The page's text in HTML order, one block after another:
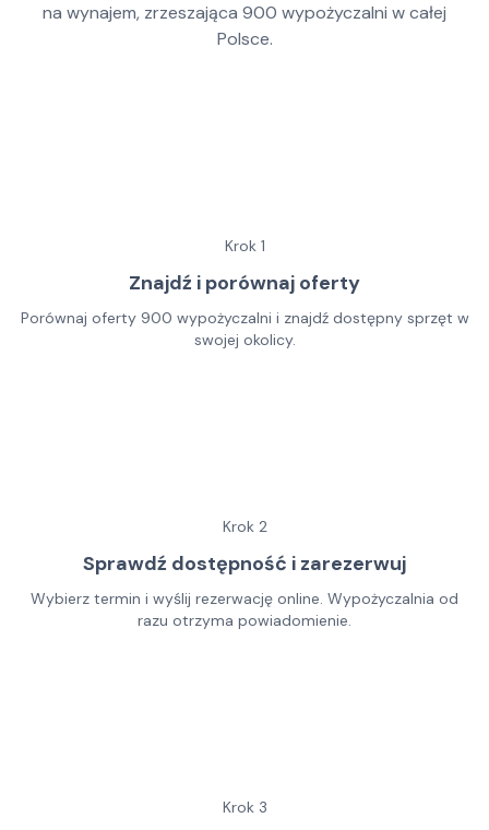
na wynajem, zrzeszająca 900 wypożyczalni w całej
Polsce.
Krok 1
Znajdź i porównaj oferty
Porównaj oferty 900 wypożyczalni i znajdź dostępny sprzęt w
swojej okolicy.
Krok 2
Sprawdź dostępność i zarezerwuj
Wybierz termin i wyślij rezerwację online. Wypożyczalnia od
razu otrzyma powiadomienie.
Krok 3